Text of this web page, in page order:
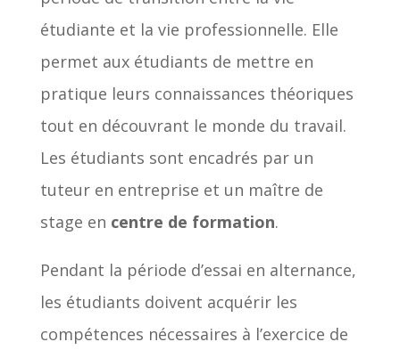
étudiante et la vie professionnelle. Elle
permet aux étudiants de mettre en
pratique leurs connaissances théoriques
tout en découvrant le monde du travail.
Les étudiants sont encadrés par un
tuteur en entreprise et un maître de
stage en centre de formation.
Pendant la période d’essai en alternance,
les étudiants doivent acquérir les
compétences nécessaires à l’exercice de